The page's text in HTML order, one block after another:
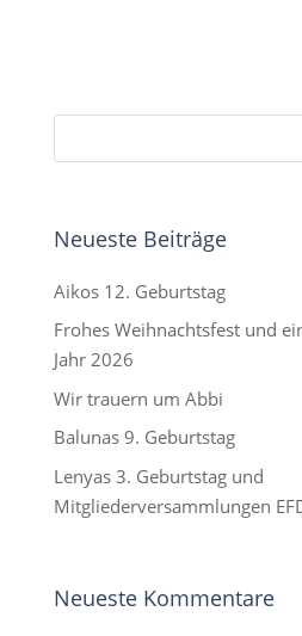
Neueste Beiträge
Aikos 12. Geburtstag
Frohes Weihnachtsfest und
Jahr 2026
Wir trauern um Abbi
Balunas 9. Geburtstag
Lenyas 3. Geburtstag und
Mitgliederversammlungen
Neueste Kommentare